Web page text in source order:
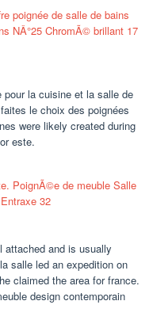
la cuisine et la salle de
le choix des poignées
were likely created during
este.
attached and is usually
salle led an expedition on
claimed the area for france.
design contemporain